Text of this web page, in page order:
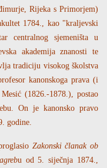
Rijeka s Primorjem)
1784., kao "kraljevski
centralnog sjemeništa u
akademija znanosti te
tradiciju visokog školstva
kanonskoga prava (i
(1826.-1878.), postao
On je kanonsko pravo
godine.
Zakonski članak ob
u od 5. siječnja 1874.,